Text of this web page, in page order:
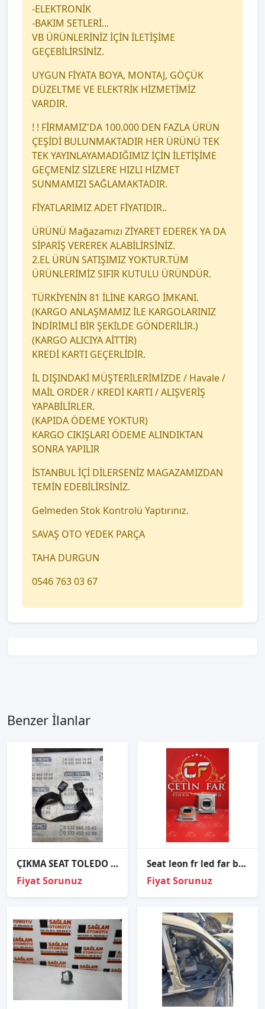
-ELEKTRONİK
-BAKIM SETLERİ...
VB ÜRÜNLERİNİZ İÇİN İLETİŞİME
GEÇEBİLİRSİNİZ.
UYGUN FİYATA BOYA, MONTAJ, GÖÇÜK
DÜZELTME VE ELEKTRİK HİZMETİMİZ
VARDIR.
! ! FİRMAMIZ'DA 100.000 DEN FAZLA ÜRÜN
ÇEŞİDİ BULUNMAKTADIR HER ÜRÜNÜ TEK
TEK YAYINLAYAMADIĞIMIZ İÇİN İLETİŞİME
GEÇMENİZ SİZLERE HIZLI HİZMET
SUNMAMIZI SAĞLAMAKTADIR.
FİYATLARIMIZ ADET FİYATIDIR..
ÜRÜNÜ Mağazamızı ZİYARET EDEREK YA DA
SİPARİŞ VEREREK ALABİLİRSİNİZ.
2.EL ÜRÜN SATIŞIMIZ YOKTUR.TÜM
ÜRÜNLERİMİZ SIFIR KUTULU ÜRÜNDÜR.
TÜRKİYENİN 81 İLİNE KARGO İMKANI.
(KARGO ANLAŞMAMIZ İLE KARGOLARINIZ
İNDİRİMLİ BİR ŞEKİLDE GÖNDERİLİR.)
(KARGO ALICIYA AİTTİR)
KREDİ KARTI GEÇERLİDİR.
İL DIŞINDAKİ MÜŞTERİLERİMİZDE / Havale /
MAİL ORDER / KREDİ KARTI / ALIŞVERİŞ
YAPABİLİRLER.
(KAPIDA ÖDEME YOKTUR)
KARGO CIKIŞLARI ÖDEME ALINDIKTAN
SONRA YAPILIR
İSTANBUL İÇİ DİLERSENİZ MAGAZAMIZDAN
TEMİN EDEBİLİRSİNİZ.
Gelmeden Stok Kontrolü Yaptırınız.
SAVAŞ OTO YEDEK PARÇA
TAHA DURGUN
0546 763 03 67
Benzer İlanlar
ÇIKMA SEAT TOLEDO ARKA ORTA EMNİYET KEMERİ
Fiyat Sorunuz
Seat leon fr led far beyni̇ orj sökme kodlu 7p5941591aj
Fiyat Sorunuz